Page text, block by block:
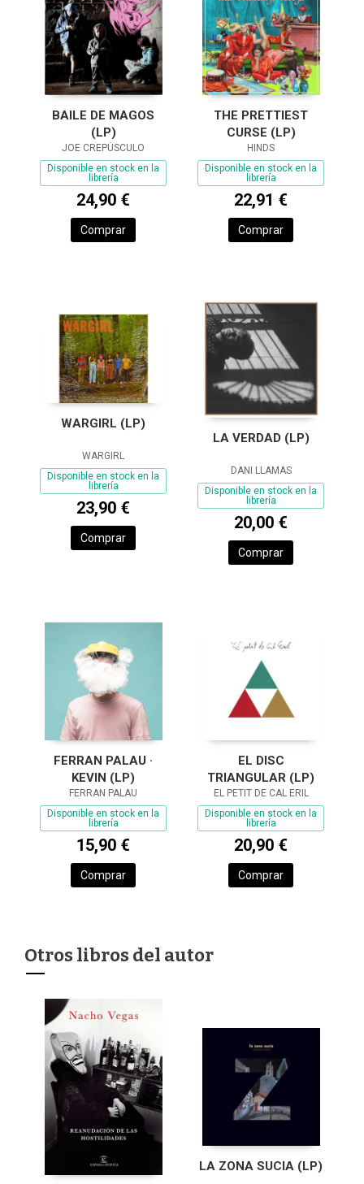
BAILE DE MAGOS
(LP)
JOE CREPÚSCULO
Disponible en stock en la
librería
24,90 €
Comprar
THE PRETTIEST
CURSE (LP)
HINDS
Disponible en stock en la
librería
22,91 €
Comprar
WARGIRL (LP)
WARGIRL
Disponible en stock en la
librería
23,90 €
Comprar
LA VERDAD (LP)
DANI LLAMAS
Disponible en stock en la
librería
20,00 €
Comprar
FERRAN PALAU ·
KEVIN (LP)
FERRAN PALAU
Disponible en stock en la
librería
15,90 €
Comprar
EL DISC
TRIANGULAR (LP)
EL PETIT DE CAL ERIL
Disponible en stock en la
librería
20,90 €
Comprar
Otros libros del autor
LA ZONA SUCIA (LP)